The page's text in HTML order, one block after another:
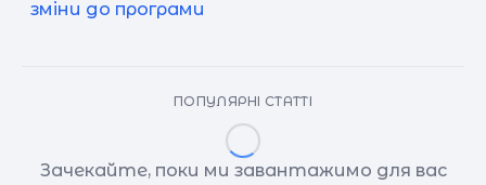
зміни до програми
ПОПУЛЯРНІ СТАТТІ
Зачекайте, поки ми завантажимо для вас